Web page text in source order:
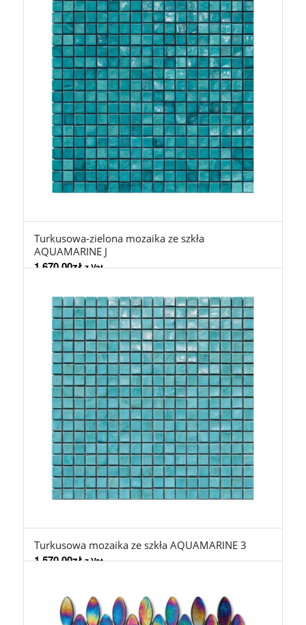
Turkusowa-zielona mozaika ze szkła
AQUAMARINE J
1.670,00zł z Vat
Turkusowa mozaika ze szkła AQUAMARINE 3
1.570,00zł z Vat